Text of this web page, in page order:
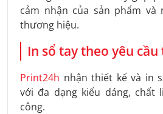
cảm nhận của sản phẩm và
thương hiệu.
In sổ tay theo yêu
Print24h nhận thiết kế và in
với đa dạng kiểu dáng, chất
công.